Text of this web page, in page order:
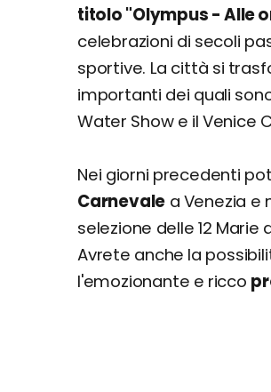
titolo "Olympus - Alle
celebrazioni di secoli
sportive. La città si
importanti dei quali
Water Show e il Venice
Nei giorni precedenti
Carnevale a Venezia e
selezione delle 12
Avrete anche la
l'emozionante e ricco